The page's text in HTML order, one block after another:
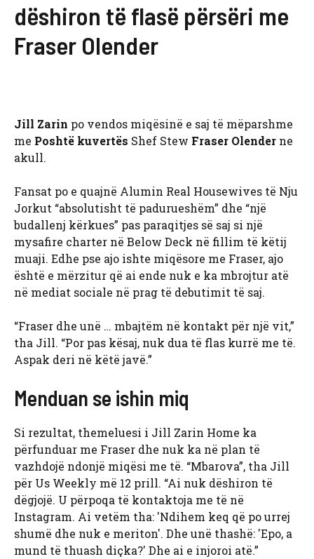
dëshiron të flasë përsëri me
Fraser Olender
Jill Zarin po vendos miqësinë e saj të mëparshme
me Poshtë kuvertës Shef Stew Fraser Olender ne
akull.
Fansat po e quajnë Alumin Real Housewives të Nju
Jorkut “absolutisht të padurueshëm” dhe “një
budallenj kërkues” pas paraqitjes së saj si një
mysafire charter në Below Deck në fillim të këtij
muaji. Edhe pse ajo ishte miqësore me Fraser, ajo
është e mërzitur që ai ende nuk e ka mbrojtur atë
në mediat sociale në prag të debutimit të saj.
“Fraser dhe unë … mbajtëm në kontakt për një vit,”
tha Jill. “Por pas kësaj, nuk dua të flas kurrë me të.
Aspak deri në këtë javë.”
Menduan se ishin miq
Si rezultat, themeluesi i Jill Zarin Home ka
përfunduar me Fraser dhe nuk ka në plan të
vazhdojë ndonjë miqësi me të. “Mbarova”, tha Jill
për Us Weekly më 12 prill. “Ai nuk dëshiron të
dëgjojë. U përpoqa të kontaktoja me të në
Instagram. Ai vetëm tha: 'Ndihem keq që po urrej
shumë dhe nuk e meriton'. Dhe unë thashë: 'Epo, a
mund të thuash diçka?' Dhe ai e injoroi atë.”